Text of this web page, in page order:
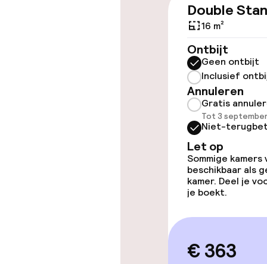
Overal
Lift
Kamers
Aansluitende
Entertainment
Double
16 m²
Ontbijt
Geen ontbijt
Inclusief
Annuleren
Gratis
Tot 3
Niet-
Let op
Sommige
beschikbaar als
kamer. Deel je
je boekt.
€ 363